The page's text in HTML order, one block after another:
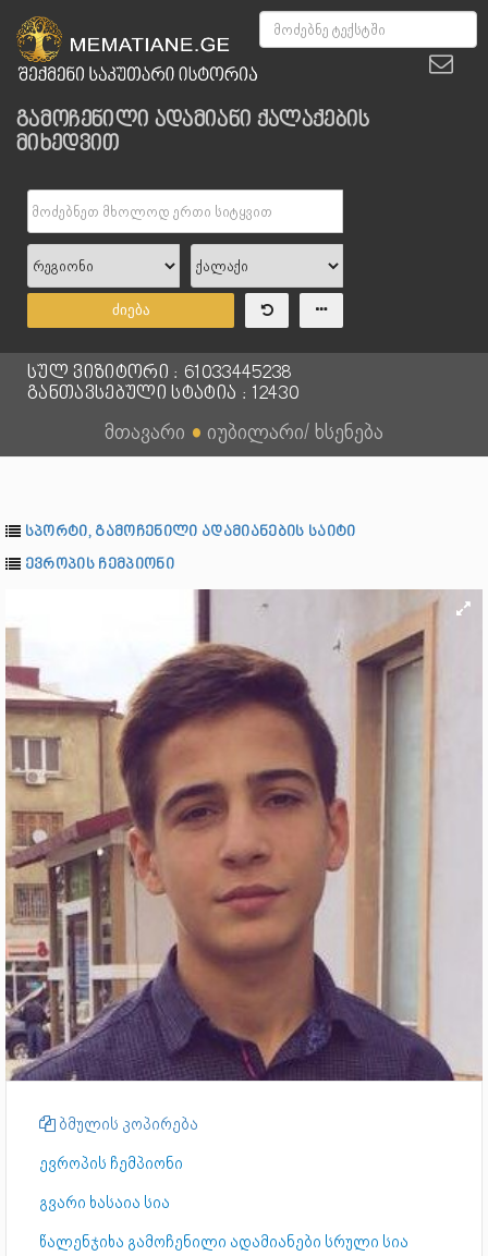
გამოჩენილი ადამიანი ქალაქების
მიხედვით
ძიება
სულ ვიზიტორი : 61033445238
განთავსებული სტატია : 12430
მთავარი ● იუბილარი/ ხსენება
სპორტი, გამოჩენილი ადამიანების საიტი
ევროპის ჩემპიონი
ბმულის კოპირება
ევროპის ჩემპიონი
გვარი ხასაია სია
წალენჯიხა გამოჩენილი ადამიანები სრული სია